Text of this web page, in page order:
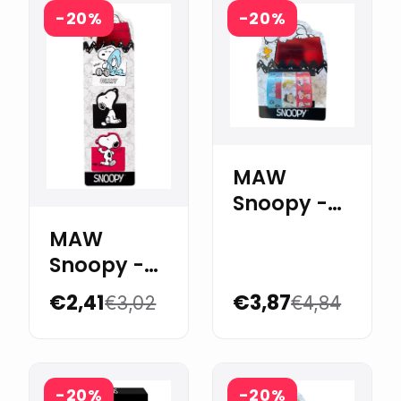
-20%
MAW
Snoopy -
Magnetic
Bookmarks
€2,41€3,02
-20%
MAW
Snoopy -
€3,87€4,84
-20% -20%